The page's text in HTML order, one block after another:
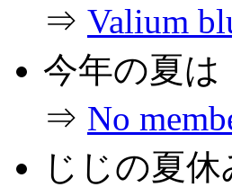
⇒ Valium
今年の夏は
⇒ No
じじの夏休